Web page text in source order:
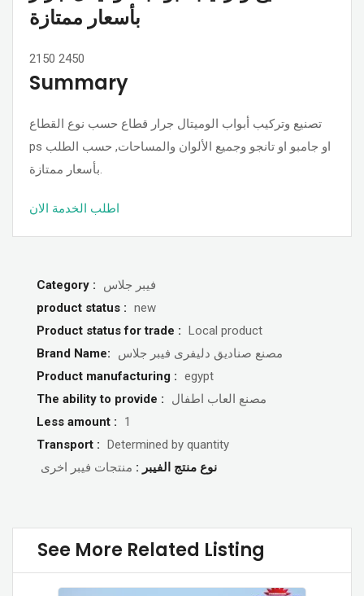
بأسعار ممتازة
2150 2450
Summary
تصنيع وتركيب أبواب الوميتال جرار قطاع حسب نوع القطاع
ps او جامبو او تانجو وجميع الألوان والمساحات, حسب الطلب
بأسعار ممتازة.
اطلب الخدمة الان
Category :
فيبر جلاس
product status : new
Product status for trade :
Local product
Brand Name:
مصنع صناديق دليفرى فيبر جلاس
Product manufacturing : egypt
The ability to provide :
مصنع العاب اطفال
Less amount :
1
Transport :
Determined by quantity
نوع منتج الفيبر : منتجات فيبر اخرى
See More Related Listing